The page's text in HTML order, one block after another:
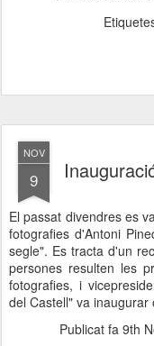
NOV
9
El passat divendres es
fotografies d'Antoni
segle". Es tracta d'un
persones resulten les
fotografies, i
del Castell" va
Publicat fa 9th